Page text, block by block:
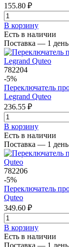
155.80 ₽
В корзинy
Есть в наличии
Поставка — 1 день
782204
-5%
Переключатель
Legrand Quteo
236.55 ₽
В корзинy
Есть в наличии
Поставка — 1 день
782206
-5%
Переключатель
Quteo
349.60 ₽
В корзинy
Есть в наличии
Поставка — 1 день